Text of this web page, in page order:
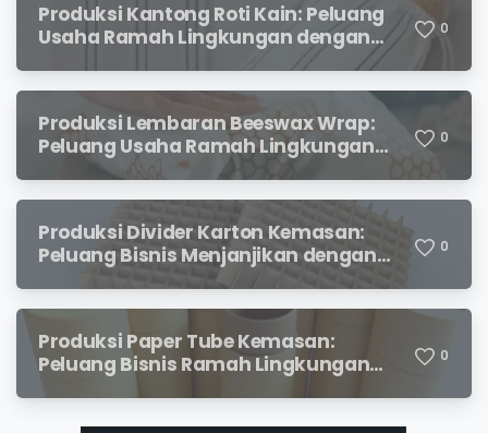
Produksi Kantong Roti Kain: Peluang
Usaha Ramah Lingkungan dengan
0
Produksi Lembaran Beeswax Wrap:
Peluang Usaha Ramah Lingkungan
yang Menjanjikan
0
Produksi Divider Karton Kemasan:
Peluang Bisnis Menjanjikan dengan
Permintaan yang Terus Meningkat
0
Produksi Paper Tube Kemasan:
Peluang Bisnis Ramah Lingkungan
0